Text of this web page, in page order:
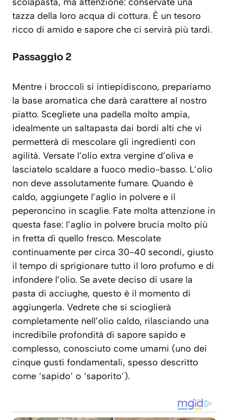
scolapasta, ma attenzione: conservate una
tazza della loro acqua di cottura. È un tesoro
ricco di amido e sapore che ci servirà più tardi.
Passaggio 2
Mentre i broccoli si intiepidiscono, prepariamo
la base aromatica che darà carattere al nostro
piatto. Scegliete una padella molto ampia,
idealmente un saltapasta dai bordi alti che vi
permetterà di mescolare gli ingredienti con
agilità. Versate l’olio extra vergine d’oliva e
lasciatelo scaldare a fuoco medio-basso. L’olio
non deve assolutamente fumare. Quando è
caldo, aggiungete l’aglio in polvere e il
peperoncino in scaglie. Fate molta attenzione in
questa fase: l’aglio in polvere brucia molto più
in fretta di quello fresco. Mescolate
continuamente per circa 30-40 secondi, giusto
il tempo di sprigionare tutto il loro profumo e di
infondere l’olio. Se avete deciso di usare la
pasta di acciughe, questo è il momento di
aggiungerla. Vedrete che si scioglierà
completamente nell’olio caldo, rilasciando una
incredibile profondità di sapore sapido e
complesso, conosciuto come umami (uno dei
cinque gusti fondamentali, spesso descritto
come ‘sapido’ o ‘saporito’).